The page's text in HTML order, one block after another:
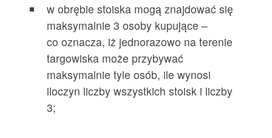
w obrębie stoiska mogą znajdować się
maksymalnie 3 osoby kupujące –
co oznacza, iż jednorazowo na terenie
targowiska może przybywać
maksymalnie tyle osób, ile wynosi
iloczyn liczby wszystkich stoisk i liczby
3;